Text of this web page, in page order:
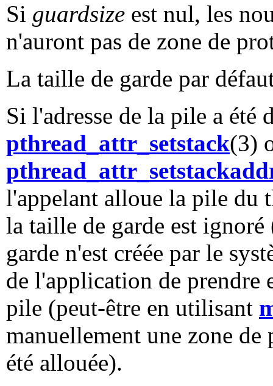
Si guardsize est nul, les
n'auront pas de zone de
La taille de garde par
Si l'adresse de la pile a été
pthread_attr_setstack(3)
l'appelant alloue la pile du
la taille de garde est ignoré
garde n'est créée par le
de l'application de prendre
pile (peut-être en utilisant
manuellement une zone
été allouée).